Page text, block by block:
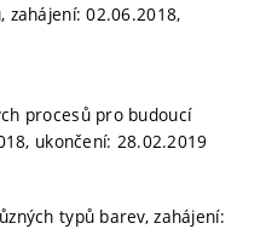
02.06.2018,
procesů pro budoucí
ukončení: 28.02.2019
typů barev, zahájení: